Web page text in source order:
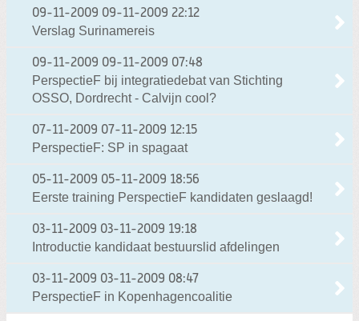
09-11-2009 09-11-2009 22:12
Verslag Surinamereis
09-11-2009 09-11-2009 07:48
PerspectieF bij integratiedebat van Stichting
OSSO, Dordrecht - Calvijn cool?
07-11-2009 07-11-2009 12:15
PerspectieF: SP in spagaat
05-11-2009 05-11-2009 18:56
Eerste training PerspectieF kandidaten geslaagd!
03-11-2009 03-11-2009 19:18
Introductie kandidaat bestuurslid afdelingen
03-11-2009 03-11-2009 08:47
PerspectieF in Kopenhagencoalitie